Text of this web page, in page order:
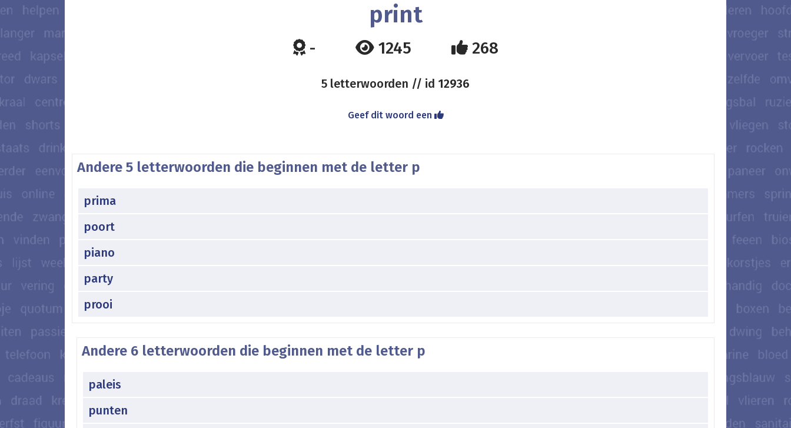
print
- 1245 268
5 letterwoorden // id 12936
Geef dit woord een
Andere 5 letterwoorden die beginnen met de letter p
prima
poort
piano
party
prooi
Andere 6 letterwoorden die beginnen met de letter p
paleis
punten